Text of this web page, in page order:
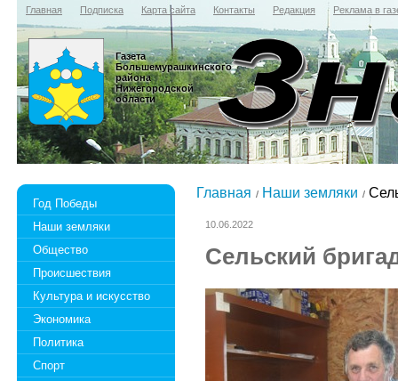
Главная Подписка Карта сайта Контакты Редакция Реклама в
Газета
Большемурашкинского
района
Нижегородской
области
Год Победы
Наши земляки
Общество
Происшествия
Культура и искусство
Экономика
Политика
Спорт
Главная Наши земляки
10.06.2022
Сельский